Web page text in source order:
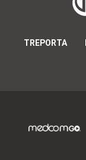
TREPORTA